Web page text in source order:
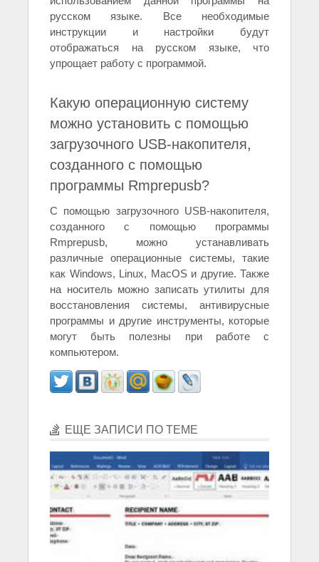
русском языке. Все необходимые
инструкции и настройки будут
отображаться на русском языке, что
упрощает работу с программой.
Какую операционную систему
можно установить с помощью
загрузочного USB-накопителя,
созданного с помощью
программы Rmprepusb?
С помощью загрузочного USB-накопителя,
созданного с помощью программы
Rmprepusb, можно устанавливать
различные операционные системы, такие
как Windows, Linux, MacOS и другие. Также
на носитель можно записать утилиты для
восстановления системы, антивирусные
программы и другие инструменты, которые
могут быть полезны при работе с
компьютером.
ЕЩЕ ЗАПИСИ ПО ТЕМЕ